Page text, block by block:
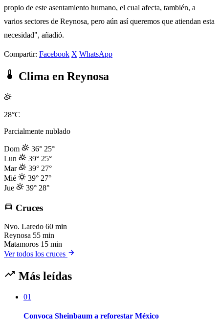
propio de este asentamiento humano, el cual afecta, también, a
varios sectores de Reynosa, pero aún así queremos que atiendan esta
necesidad", añadió.
Compartir: Facebook X WhatsApp
Clima en Reynosa
28°C
Parcialmente nublado
Dom 36° 25°
Lun
39° 25°
Mar
39° 27°
Mié
39° 27°
Jue
39° 28°
Cruces
Nvo. Laredo 60 min
Reynosa 55 min
Matamoros 15 min
Ver todos los cruces
Más leídas
01
Convoca Sheinbaum a reforestar México